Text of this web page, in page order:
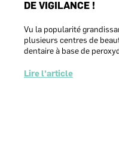
DE VIGILANCE !
Vu la popularité
plusieurs centres de
dentaire à base de
Lire l'article